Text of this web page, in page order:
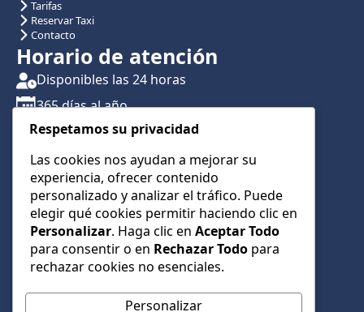
Tarifas
Reservar Taxi
Contacto
Horario de atención
Disponibles las 24 horas
365 días al año
Traslados con reserva previa
Atención por teléfono y WhatsApp 24/7
CONTÁCTANOS
+34 622 01 23 74
+34 622 01 23 74
info@taxialmeria9.com
Respetamos su privacidad
Las cookies nos ayudan a mejorar su
experiencia, ofrecer contenido
personalizado y analizar el tráfico. Puede
elegir qué cookies permitir haciendo clic en
Personalizar. Haga clic en Aceptar Todo
para consentir o en Rechazar Todo para
rechazar cookies no esenciales.
Personalizar